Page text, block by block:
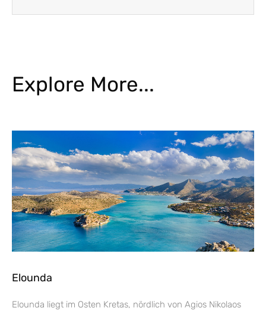
Explore More...
Elounda
Elounda liegt im Osten Kretas, nördlich von Agios Nikolaos